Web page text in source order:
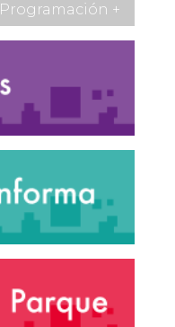
Programación +